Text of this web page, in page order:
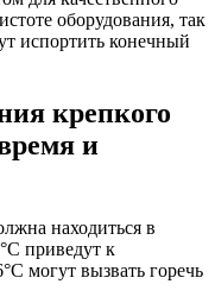
оборудования, так
испортить конечный
крепкого
и
находиться в
приведут к
могут вызвать горечь